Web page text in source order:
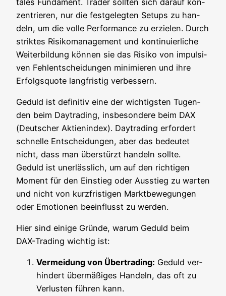
zen­trie­ren, nur die fest­ge­leg­ten Set­ups zu han­
deln, um die vol­le Per­for­mance zu erzie­len. Durch
strik­tes Risi­ko­ma­nage­ment und kon­ti­nu­ier­li­che
Wei­ter­bil­dung kön­nen sie das Risi­ko von impul­si­
ven Fehl­ent­schei­dun­gen mini­mie­ren und ihre
Erfolgs­quo­te lang­fris­tig verbessern.
Geduld ist defi­ni­tiv eine der wich­tigs­ten Tugen­
den beim Day­tra­ding, ins­be­son­de­re beim DAX
(Deut­scher Akti­en­in­dex). Day­tra­ding erfor­dert
schnel­le Ent­schei­dun­gen, aber das bedeu­tet
nicht, dass man über­stürzt han­deln soll­te.
Geduld ist uner­läss­lich, um auf den rich­ti­gen
Moment für den Ein­stieg oder Aus­stieg zu war­ten
und nicht von kurz­fris­ti­gen Markt­be­we­gun­gen
oder Emo­tio­nen beein­flusst zu werden.
Hier sind eini­ge Grün­de, war­um Geduld beim
DAX-Tra­ding wich­tig ist:
Ver­mei­dung von Über­tra­ding: Geduld ver­
hin­dert über­mä­ßi­ges Han­deln, das oft zu
Ver­lus­ten füh­ren kann.